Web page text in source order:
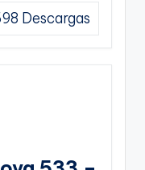
Descargas